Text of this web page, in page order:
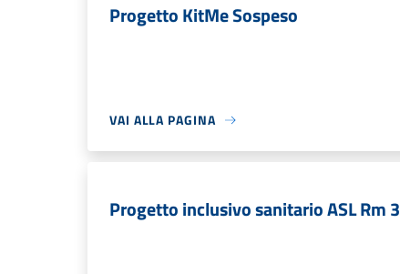
Progetto KitMe Sospeso
VAI ALLA PAGINA
Progetto inclusivo sanitario ASL Rm 3